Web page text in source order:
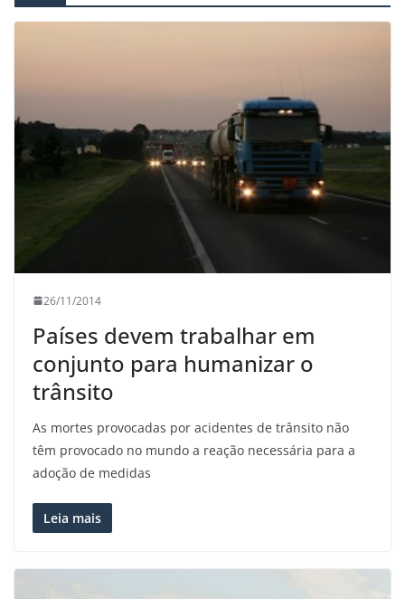
26/11/2014
Países devem trabalhar em
conjunto para humanizar o
trânsito
As mortes provocadas por acidentes de trânsito não
têm provocado no mundo a reação necessária para a
adoção de medidas
Leia mais